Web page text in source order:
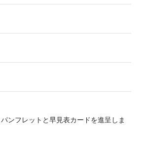
パンフレットと早見表カードを進呈しま